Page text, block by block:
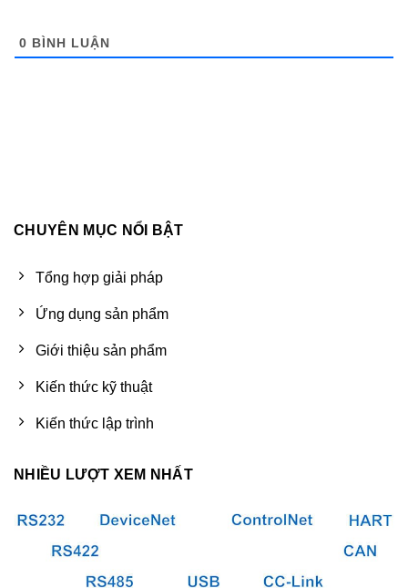
0 BÌNH LUẬN
CHUYÊN MỤC NỔI BẬT
Tổng hợp giải pháp
Ứng dụng sản phẩm
Giới thiệu sản phẩm
Kiến thức kỹ thuật
Kiến thức lập trình
NHIỀU LƯỢT XEM NHẤT